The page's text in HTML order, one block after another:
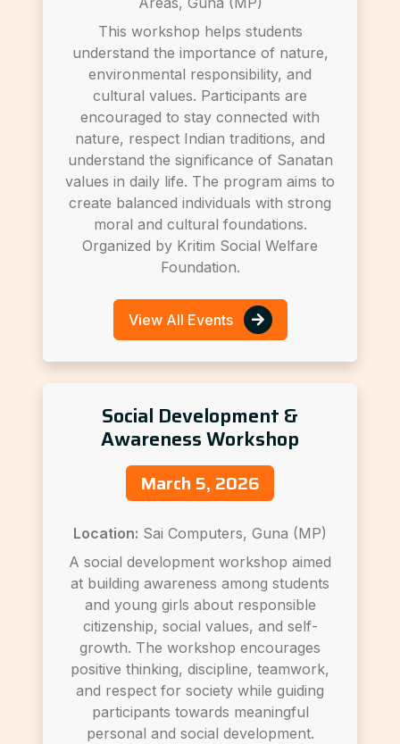
This workshop helps students
understand the importance of nature,
environmental responsibility, and
cultural values. Participants are
encouraged to stay connected with
nature, respect Indian traditions, and
understand the significance of Sanatan
values in daily life. The program aims to
create balanced individuals with strong
moral and cultural foundations.
Organized by Kritim Social Welfare
Foundation.
View All Events
Social Development &
Awareness Workshop
March 5, 2026
Location: Sai Computers, Guna (MP)
A social development workshop aimed
at building awareness among students
and young girls about responsible
citizenship, social values, and self-
growth. The workshop encourages
positive thinking, discipline, teamwork,
and respect for society while guiding
participants towards meaningful
personal and social development.